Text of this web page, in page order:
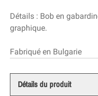
Détails : Bob en
graphique.
Fabriqué en Bulgarie
Détails du produit